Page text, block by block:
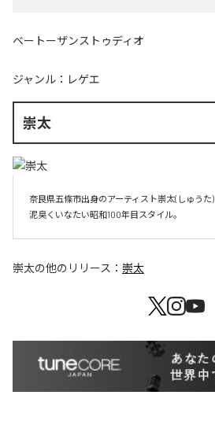
ベートーザンストゥディオ
ジャンル： レゲエ
崇太
奈良県五條市出身のアーティスト崇太(しゅうた)
崇太の他のリリース： 崇太